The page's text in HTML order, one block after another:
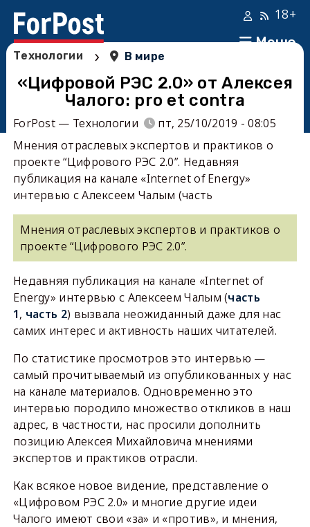
Меню
18+
Технологии › В мире
«Цифровой РЭС 2.0» от Алексея
Чалого: pro et contra
ForPost — Технологии
пт, 25/10/2019 - 08:05
Мнения отраслевых экспертов и практиков о
проекте “Цифрового РЭС 2.0”. Недавняя
публикация на канале «Internet of Energy»
интервью с Алексеем Чалым (часть
Мнения отраслевых экспертов и практиков о
проекте “Цифрового РЭС 2.0”.
Недавняя публикация на канале «Internet of
Energy» интервью с Алексеем Чалым (часть
1, часть 2) вызвала неожиданный даже для нас
самих интерес и активность наших читателей.
По статистике просмотров это интервью —
самый прочитываемый из опубликованных у нас
на канале материалов. Одновременно это
интервью породило множество откликов в наш
адрес, в частности, нас просили дополнить
позицию Алексея Михайловича мнениями
экспертов и практиков отрасли.
Как всякое новое видение, представление о
«Цифровом РЭС 2.0» и многие другие идеи
Чалого имеют свои «за» и «против», и мнения,